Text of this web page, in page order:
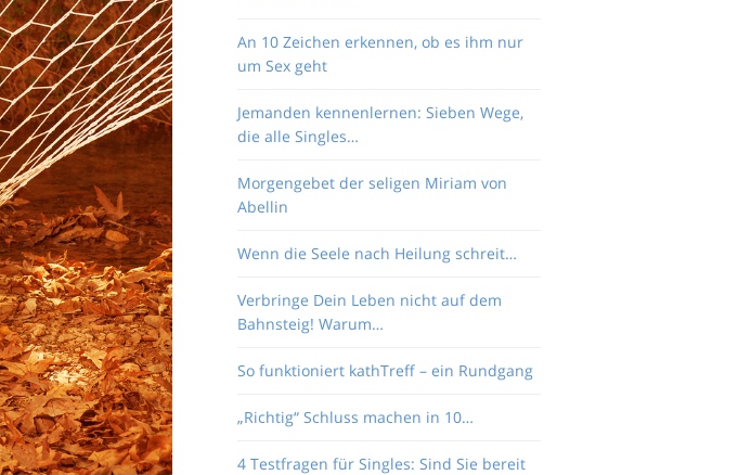
An 10 Zeichen erkennen, ob es ihm nur
um Sex geht
Jemanden kennenlernen: Sieben Wege,
die alle Singles…
Morgengebet der seligen Miriam von
Abellin
Wenn die Seele nach Heilung schreit…
Verbringe Dein Leben nicht auf dem
Bahnsteig! Warum…
So funktioniert kathTreff – ein Rundgang
„Richtig“ Schluss machen in 10…
4 Testfragen für Singles: Sind Sie bereit